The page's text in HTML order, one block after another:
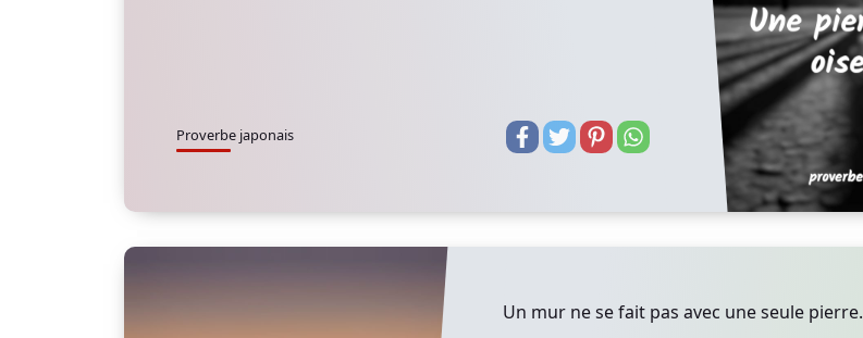
Proverbe japonais
Un mur ne se fait pas avec une seule pierre.